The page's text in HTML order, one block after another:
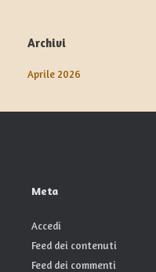
Archivi
Aprile 2026
Meta
Accedi
Feed dei contenuti
Feed dei commenti